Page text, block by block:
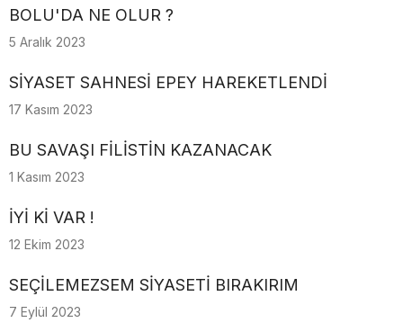
BOLU'DA NE OLUR ?
5 Aralık 2023
SİYASET SAHNESİ EPEY HAREKETLENDİ
17 Kasım 2023
BU SAVAŞI FİLİSTİN KAZANACAK
1 Kasım 2023
İYİ Kİ VAR !
12 Ekim 2023
SEÇİLEMEZSEM SİYASETİ BIRAKIRIM
7 Eylül 2023